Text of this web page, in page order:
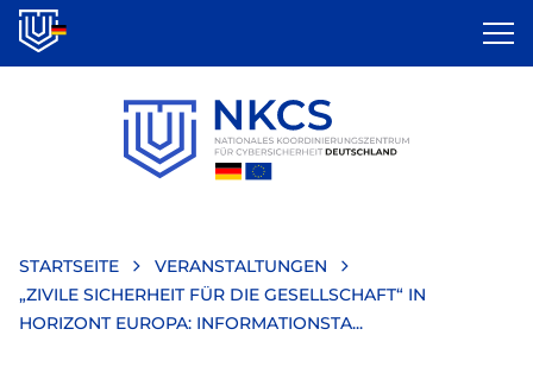
Direkt
zum
Inhalt
STARTSEITE
VERANSTALTUNGEN
„ZIVILE SICHERHEIT FÜR DIE GESELLSCHAFT“ IN
HORIZONT EUROPA: INFORMATIONSTA...